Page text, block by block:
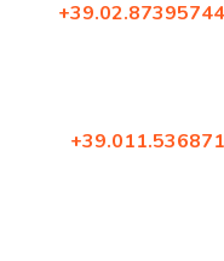
+39.02.87395744